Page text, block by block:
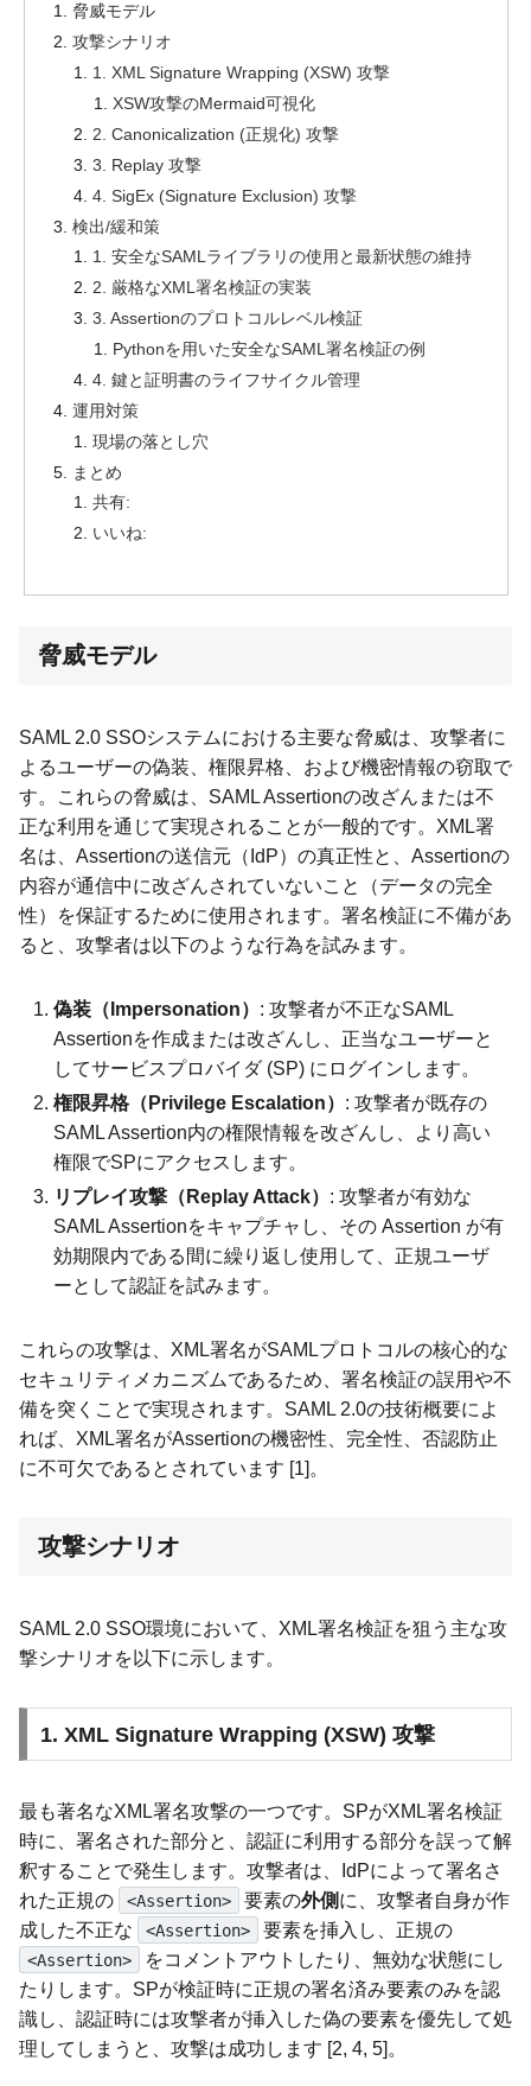
脅威モデル
攻撃シナリオ
1. XML Signature Wrapping (XSW) 攻撃
XSW攻撃のMermaid可視化
2. Canonicalization (正規化) 攻撃
3. Replay 攻撃
4. SigEx (Signature Exclusion) 攻撃
検出/緩和策
1. 安全なSAMLライブラリの使用と最新状態の維持
2. 厳格なXML署名検証の実装
3. Assertionのプロトコルレベル検証
Pythonを用いた安全なSAML署名検証の例
4. 鍵と証明書のライフサイクル管理
運用対策
現場の落とし穴
まとめ
共有:
いいね:
脅威モデル
SAML 2.0 SSOシステムにおける主要な脅威は、攻撃者に
よるユーザーの偽装、権限昇格、および機密情報の窃取で
す。これらの脅威は、SAML Assertionの改ざんまたは不
正な利用を通じて実現されることが一般的です。XML署
名は、Assertionの送信元（IdP）の真正性と、Assertionの
内容が通信中に改ざんされていないこと（データの完全
性）を保証するために使用されます。署名検証に不備があ
ると、攻撃者は以下のような行為を試みます。
偽装（Impersonation） : 攻撃者が不正なSAML
Assertionを作成または改ざんし、正当なユーザーと
してサービスプロバイダ (SP) にログインします。
権限昇格（Privilege Escalation） : 攻撃者が既存の
SAML Assertion内の権限情報を改ざんし、より高い
権限でSPにアクセスします。
リプレイ攻撃（Replay Attack） : 攻撃者が有効な
SAML Assertionをキャプチャし、その Assertion が有
効期限内である間に繰り返し使用して、正規ユーザ
ーとして認証を試みます。
これらの攻撃は、XML署名がSAMLプロトコルの核心的な
セキュリティメカニズムであるため、署名検証の誤用や不
備を突くことで実現されます。SAML 2.0の技術概要によ
れば、XML署名がAssertionの機密性、完全性、否認防止
に不可欠であるとされています [1]。
攻撃シナリオ
SAML 2.0 SSO環境において、XML署名検証を狙う主な攻
撃シナリオを以下に示します。
1. XML Signature Wrapping (XSW) 攻撃
最も著名なXML署名攻撃の一つです。SPがXML署名検証
時に、署名された部分と、認証に利用する部分を誤って解
釈することで発生します。攻撃者は、IdPによって署名さ
れた正規の
<Assertion> 要素の外側 に、攻撃者自身が作
成した不正な
<Assertion> 要素を挿入し、正規の
<Assertion>
をコメントアウトしたり、無効な状態にし
たりします。SPが検証時に正規の署名済み要素のみを認
識し、認証時には攻撃者が挿入した偽の要素を優先して処
理してしまうと、攻撃は成功します [2, 4, 5]。